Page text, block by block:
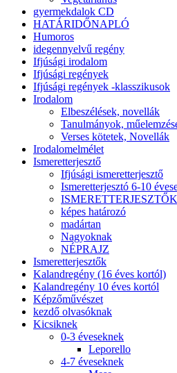
gyermekdalok CD
HATÁRIDŐNAPLÓ
Humoros
idegennyelvű regény
Ifjúsági irodalom
Ifjúsági regények
Ifjúsági regények -klasszikusok
Irodalom
Elbeszélések, novellák
Tanulmányok,
Verses kötetek, Novellák
Irodalomelmélet
Ismeretterjesztő
Ifjúsági ismeretterjesztő
Ismeretterjesztó 6-10
ISMERETTERJESZTŐK
képes határozó
madártan
Nagyoknak
NÉPRAJZ
Ismeretterjesztők
Kalandregény (16 éves kortól)
Kalandregény 10 éves kortól
Képzőművészet
kezdő olvasóknak
Kicsiknek
0-3 éveseknek
Leporello
4-7 éveseknek